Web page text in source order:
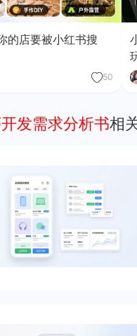
的店要被小红书搜
50
发需求分析书相